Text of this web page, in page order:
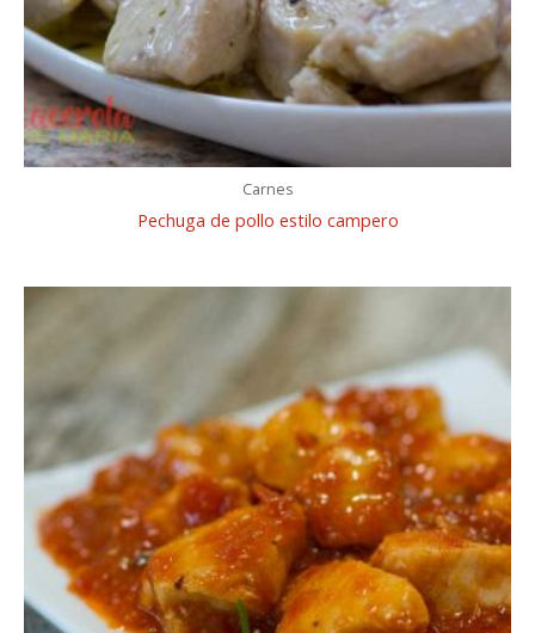
Carnes
Pechuga de pollo estilo campero